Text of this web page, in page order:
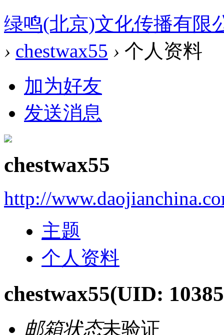
绿鸣(北京)文化传播有限
› chestwax55 › 个人资料
加为好友
发送消息
chestwax55
http://
主题
个人资料
chestwax55(UID:
邮箱状态未验证